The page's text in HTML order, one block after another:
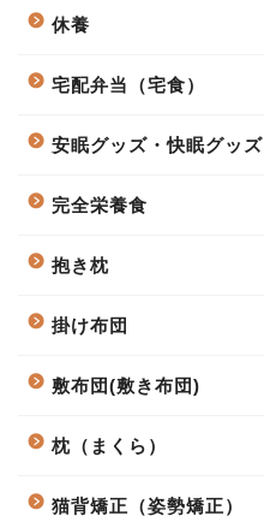
休養
宅配弁当（宅食）
安眠グッズ・快眠グッズ
完全栄養食
抱き枕
掛け布団
敷布団(敷き布団)
枕（まくら）
猫背矯正（姿勢矯正）